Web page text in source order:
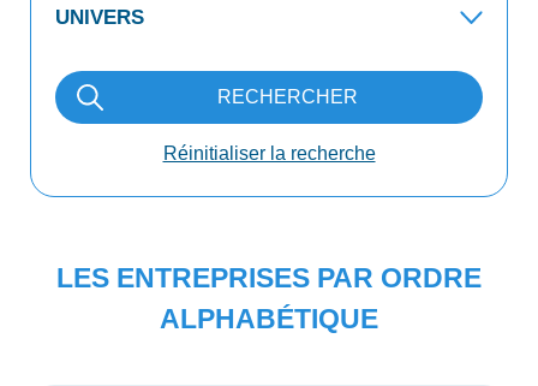
RECHERCHER
Réinitialiser la recherche
LES ENTREPRISES PAR ORDRE
ALPHABÉTIQUE